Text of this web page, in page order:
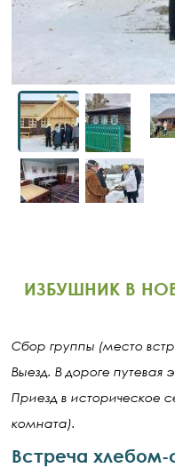
ИЗБУШНИК В
Сбор группы (место
Выезд. В дороге путевая
Приезд в историческое
комната).
Встреча хлебом-